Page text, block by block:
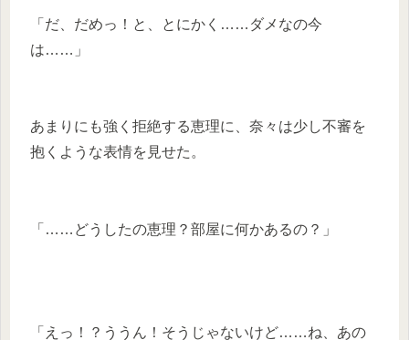
「だ、だめっ！と、とにかく……ダメなの今
は……」
あまりにも強く拒絶する恵理に、奈々は少し不審を
抱くような表情を見せた。
「……どうしたの恵理？部屋に何かあるの？」
「えっ！？ううん！そうじゃないけど……ね、あの